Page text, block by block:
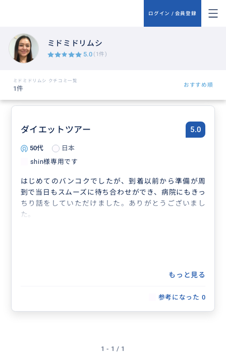
ログイン / 会員登録
ミドミドリムシ
5.0 (1件)
ミドミドリムシ クチコミ一覧
1件 おすすめ順
ダイエットツアー 5.0
50代
日本
shin様専用です
はじめてのバンコクでしたが、到着以前から準備が周
到で当日もスムーズに待ち合わせができ、病院にもきっ
ちり話をしていただけました。ありがとうございまし
た。
もっと見る
参考になった 0
1 - 1 / 1